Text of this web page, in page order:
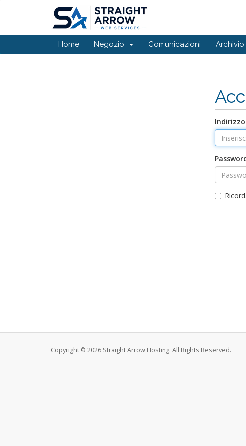
Home Negozio Comunicazioni
Copyright © 2026 Straight Arrow Hosting. All Rights Reserved.